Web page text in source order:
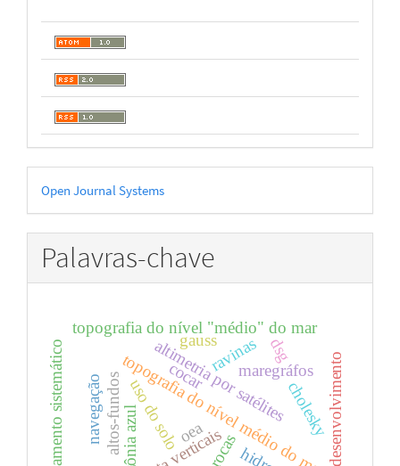
Desenvolvido
por
Open Journal Systems
Palavras-chave
topografia do nível médio do mar
ravinas
uso do solo
altimetria por satélites
topografia do nível "médio" do mar
maregráfos
altos-fundos
navegação
mapeamento sistemático cocar
dsg
gauss
choleskydesenvolvimento
oea